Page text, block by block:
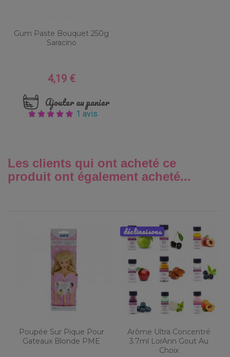
Gum Paste Bouquet 250g
Saracino
Prix
4,19 €
Ajouter au panier
1 avis
Les clients qui ont acheté ce
produit ont également acheté...
Poupée Sur Pique Pour
Gateaux Blonde PME
Arôme Ultra Concentré
3.7ml LorAnn Gout Au
Choix
déclinaisons